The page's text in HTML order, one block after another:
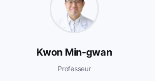
Kwon Min-gwan
Professeur